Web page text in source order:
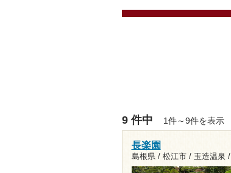
9 件中 1件～9件を表示
長楽園
島根県 / 松江市 / 玉造温泉 /